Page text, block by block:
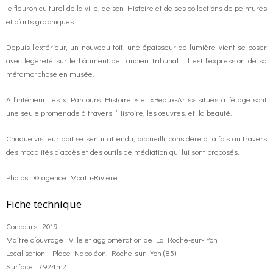
le fleuron culturel de la ville, de son Histoire et de ses collections de peintures
et d’arts graphiques.
Depuis l’extérieur, un nouveau toit, une épaisseur de lumière vient se poser
avec légèreté sur le bâtiment de l’ancien Tribunal. Il est l’expression de sa
métamorphose en musée.
A l’intérieur, les « Parcours Histoire » et «Beaux-Arts» situés à l’étage sont
une seule promenade à travers l’Histoire, les œuvres, et la beauté.
Chaque visiteur doit se sentir attendu, accueilli, considéré à la fois au travers
des modalités d’accès et des outils de médiation qui lui sont proposés.
Photos : © agence Moatti-Rivière
Fiche technique
Concours : 2019
Maître d’ouvrage : Ville et agglomération de La Roche-sur-Yon
Localisation : Place Napoléon, Roche-sur-Yon (85)
Surface : 7.924m2